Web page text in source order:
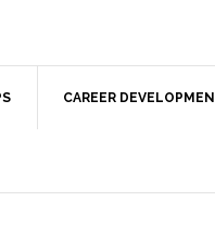
CAREER